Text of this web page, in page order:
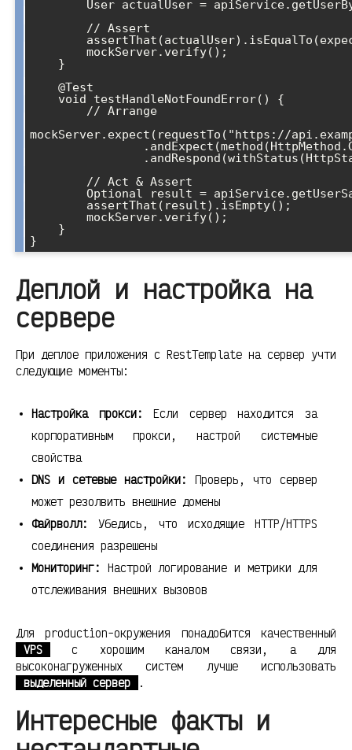
mockServer.expect(requestTo("https://
        Optional
result =
}
Деплой и настройка на
сервере
При деплое приложения с RestTemplate на сервер учти
следующие моменты:
Настройка прокси: Если сервер находится за
корпоративным прокси, настрой системные
свойства
DNS и сетевые настройки: Проверь, что сервер
может резолвить внешние домены
Файрволл:
Убедись, что исходящие HTTP/HTTPS
соединения разрешены
Мониторинг: Настрой логирование и метрики для
отслеживания внешних вызовов
Для production-окружения понадобится качественный
VPS
с хорошим каналом связи, а для
высоконагруженных систем лучше использовать
выделенный сервер
.
Интересные факты и